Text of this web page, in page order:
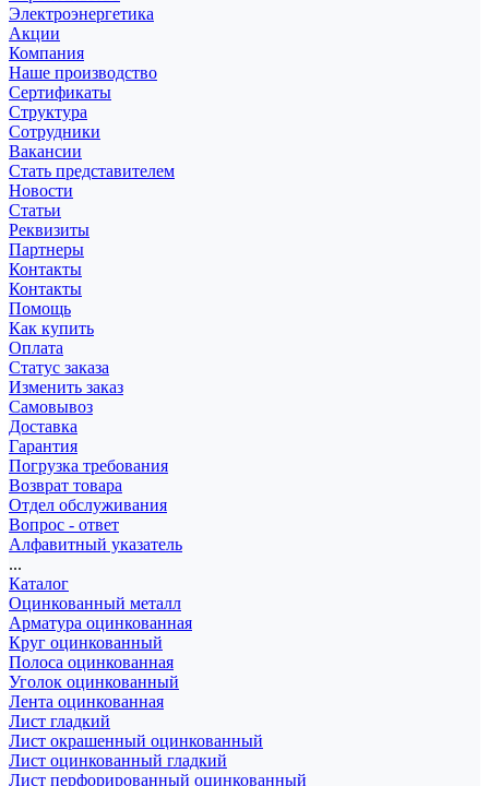
Электроэнергетика
Акции
Компания
Наше производство
Сертификаты
Структура
Сотрудники
Вакансии
Стать представителем
Новости
Статьи
Реквизиты
Партнеры
Контакты
Контакты
Помощь
Как купить
Оплата
Статус заказа
Изменить заказ
Самовывоз
Доставка
Гарантия
Погрузка требования
Возврат товара
Отдел обслуживания
Вопрос - ответ
Алфавитный указатель
...
Каталог
Оцинкованный металл
Арматура оцинкованная
Круг оцинкованный
Полоса оцинкованная
Уголок оцинкованный
Лента оцинкованная
Лист гладкий
Лист окрашенный оцинкованный
Лист оцинкованный гладкий
Лист перфорированный оцинкованный